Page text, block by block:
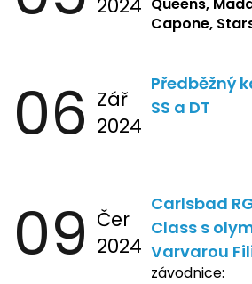
2024
Capone,
06 Zář
2024
Předběžný
SS a DT
09 Čer
2024
Carlsbad
Class s
Varvarou
závodnice: